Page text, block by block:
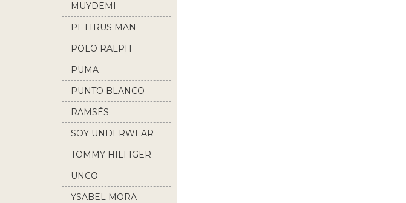
MUYDEMI
PETTRUS MAN
POLO RALPH
LAUREN
PUMA
PUNTO BLANCO
RAMSÉS
SOY UNDERWEAR
TOMMY HILFIGER
UNCO
YSABEL MORA